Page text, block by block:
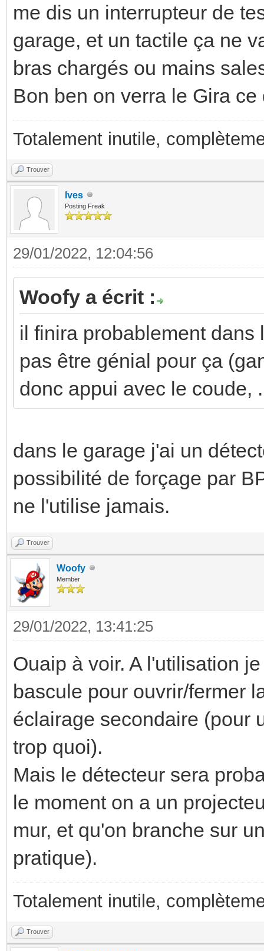
me dis un interrupteur de
garage, et un tactile ça ne
bras chargés ou mains
Bon ben on verra le Gira
Totalement inutile,
Trouver
Ives
Posting Freak
29/01/2022, 12:04:56
Woofy a écrit :
il finira probablement
pas être génial pour ça
donc appui avec le coude,
dans le garage j'ai un
possibilité de forçage par
ne l'utilise jamais.
Trouver
Woofy
Member
29/01/2022, 13:41:25
Ouaip à voir. A l'utilisation
bascule pour ouvrir/fermer
éclairage secondaire (pour
trop quoi).
Mais le détecteur sera
le moment on a un
mur, et qu'on branche sur
pratique).
Totalement inutile,
Trouver